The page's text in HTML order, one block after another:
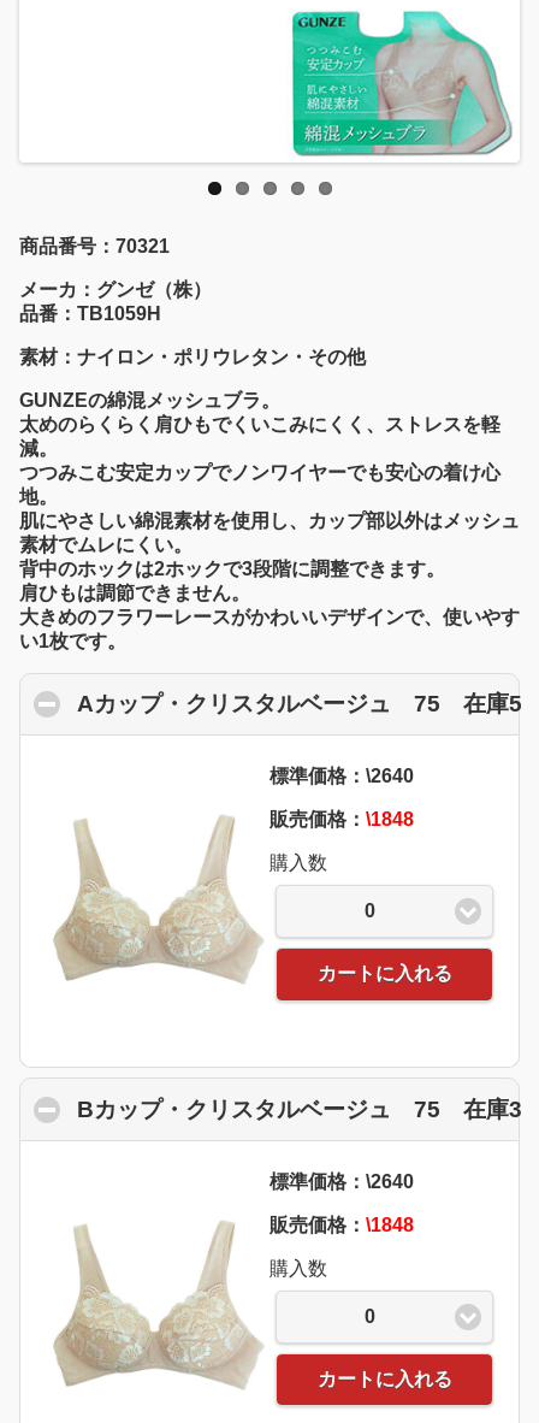
商品番号：70321
メーカ：グンゼ（株）
品番：TB1059H
素材：ナイロン・ポリウレタン・その他
GUNZEの綿混メッシュブラ。
太めのらくらく肩ひもでくいこみにくく、ストレスを軽
減。
つつみこむ安定カップでノンワイヤーでも安心の着け心
地。
肌にやさしい綿混素材を使用し、カップ部以外はメッシュ
素材でムレにくい。
背中のホックは2ホックで3段階に調整できます。
肩ひもは調節できません。
大きめのフラワーレースがかわいいデザインで、使いやす
い1枚です。
Aカップ・クリスタルベージュ 75 在庫5
標準価格：\2640
販売価格： \1848
購入数
0
カートに入れる
Bカップ・クリスタルベージュ 75 在庫3
標準価格：\2640
販売価格： \1848
購入数
0
カートに入れる